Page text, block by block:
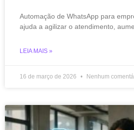
Automação de WhatsApp para
ajuda a agilizar o atendimento,
LEIA MAIS »
16 de março de 2026 Nenhum